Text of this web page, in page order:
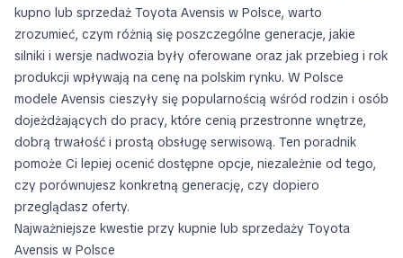
kupno lub sprzedaż Toyota Avensis w Polsce, warto
zrozumieć, czym różnią się poszczególne generacje, jakie
silniki i wersje nadwozia były oferowane oraz jak przebieg i rok
produkcji wpływają na cenę na polskim rynku. W Polsce
modele Avensis cieszyły się popularnością wśród rodzin i osób
dojeżdżających do pracy, które cenią przestronne wnętrze,
dobrą trwałość i prostą obsługę serwisową. Ten poradnik
pomoże Ci lepiej ocenić dostępne opcje, niezależnie od tego,
czy porównujesz konkretną generację, czy dopiero
przeglądasz oferty.
Najważniejsze kwestie przy kupnie lub sprzedaży Toyota
Avensis w Polsce